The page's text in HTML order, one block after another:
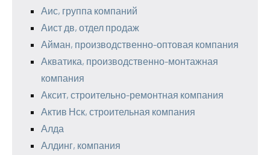
Аис, группа компаний
Аист дв, отдел продаж
Айман, производственно-оптовая компания
Акватика, производственно-монтажная
компания
Аксит, строительно-ремонтная компания
Актив Нск, строительная компания
Алда
Алдинг, компания